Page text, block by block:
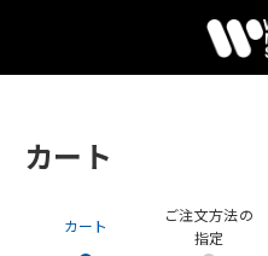
カート
カート
ご注文方法の
指定